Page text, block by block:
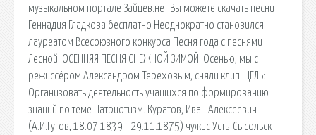
музыкальном портале Зайцев.нет Вы можете скачать песни
Геннадия Гладкова бесплатно Неоднократно становился
лауреатом Всесоюзного конкурса Песня года с песнями
Лесной. ОСЕННЯЯ ПЕСНЯ СНЕЖНОЙ ЗИМОЙ. Осенью, мы с
режиссёром Александром Тереховым, сняли клип. ЦЕЛЬ:
Организовать деятельность учащихся по формированию
знаний по теме Патриотизм. Куратов, Иван Алексеевич
(А.И.Гугов, 18.07.1839 - 29.11.1875) чужис Усть-Сысольск